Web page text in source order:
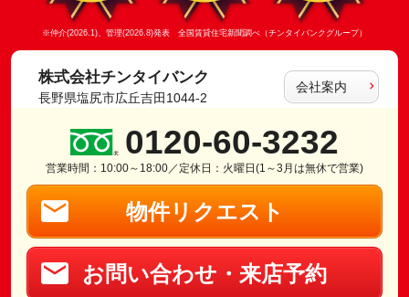
※仲介(2026.1)、管理(2026.8)発表 全国賃貸住宅新聞調べ（チンタイバンクグループ）
株式会社チンタイバンク
長野県塩尻市広丘吉田1044-2
会社案内
0120-60-3232
営業時間：10:00～18:00／定休日：火曜日(1～3月は無休で営業)
物件リクエスト
お問い合わせ・来店予約